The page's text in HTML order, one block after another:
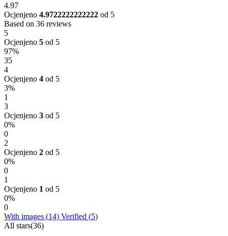
4.97
Ocjenjeno 4.9722222222222 od 5
Based on 36 reviews
5
Ocjenjeno 5 od 5
97%
35
4
Ocjenjeno 4 od 5
3%
1
3
Ocjenjeno 3 od 5
0%
0
2
Ocjenjeno 2 od 5
0%
0
1
Ocjenjeno 1 od 5
0%
0
With images (14) Verified (5)
All stars(36)